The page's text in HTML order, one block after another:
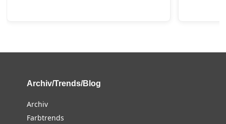
Archiv/Trends/Blog
Archiv
Farbtrends